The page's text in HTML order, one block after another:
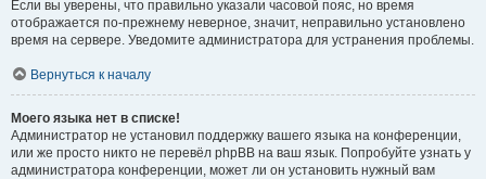
Если вы уверены, что правильно указали часовой пояс, но время
отображается по-прежнему неверное, значит, неправильно установлено
время на сервере. Уведомите администратора для устранения проблемы.
Вернуться к началу
Моего языка нет в списке!
Администратор не установил поддержку вашего языка на конференции,
или же просто никто не перевёл phpBB на ваш язык. Попробуйте узнать у
администратора конференции, может ли он установить нужный вам